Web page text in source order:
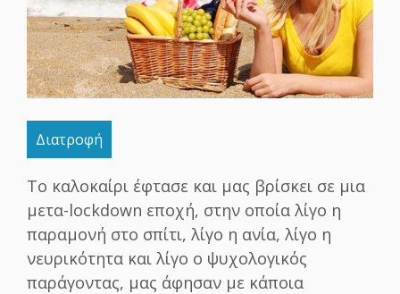
Διατροφή
Το καλοκαίρι έφτασε και μας βρίσκει σε μια
μετα-lockdown εποχή, στην οποία λίγο η
παραμονή στο σπίτι, λίγο η ανία, λίγο η
νευρικότητα και λίγο ο ψυχολογικός
παράγοντας, μας άφησαν με κάποια